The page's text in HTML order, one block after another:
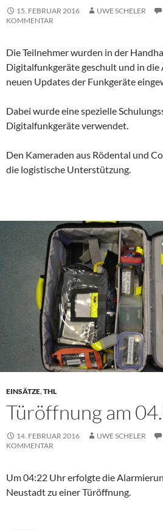
15. FEBRUAR 2016 UWE SCHELER
KOMMENTAR
Die Teilnehmer wurden in der
Digitalfunkgeräte geschult und in die
neuen Updates der Funkgeräte
Dabei wurde eine spezielle
Digitalfunkgeräte verwendet.
Den Kameraden aus Rödental und
die logistische Unterstützung.
EINSÄTZE,THL
Türöffnung am
14. FEBRUAR 2016 UWE SCHELER
KOMMENTAR
Um 04:22 Uhr erfolgte die
Neustadt zu einer Türöffnung.